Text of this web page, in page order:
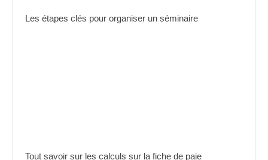
Les étapes clés pour organiser un séminaire
Tout savoir sur les calculs sur la fiche de paie